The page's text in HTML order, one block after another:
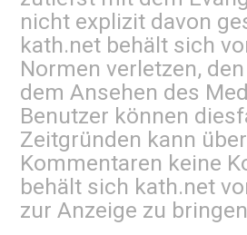
nicht explizit davon
kath.net behält sich
Normen verletzen,
dem Ansehen des
Benutzer können
Zeitgründen kann
Kommentaren keine
behält sich kath.net
zur Anzeige zu